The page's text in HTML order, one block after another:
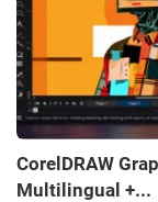
CorelDRAW
Multilingual +...